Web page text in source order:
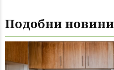
Подобни новини